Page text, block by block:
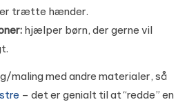
trætte hænder.
hjælper børn, der gerne vil
maling med andre materialer, så
– det er genialt til at “redde” en